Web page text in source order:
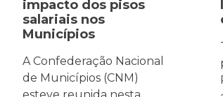
impacto dos pisos
salariais nos
Municípios
A Confederação Nacional
de Municípios (CNM)